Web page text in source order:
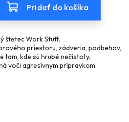
Pridať do košíka
štetec Work Stuff.
priestoru, zádveria, podbehov,
tam, kde sú hrubé nečistoty.
voči agresívnym prípravkom.